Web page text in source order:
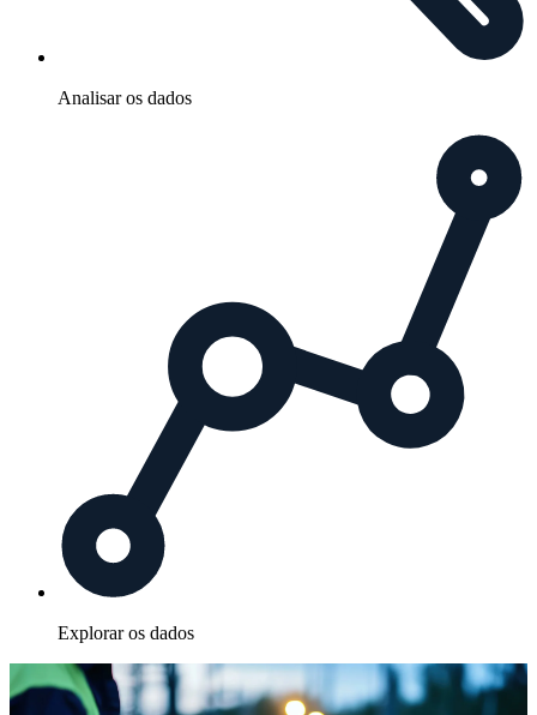
Analisar os dados
Explorar os dados